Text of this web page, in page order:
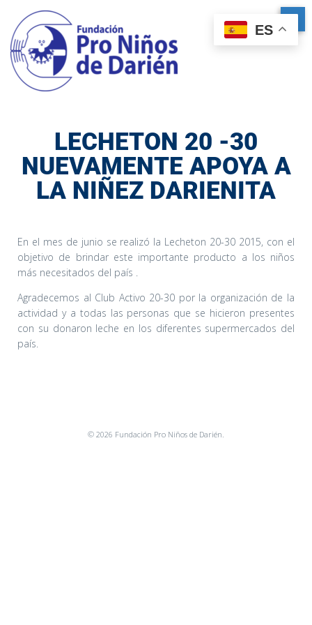
LECHETON 20 -30
NUEVAMENTE APOYA A
LA NIÑEZ DARIENITA
En el mes de junio se realizó la Lecheton 20-30 2015, con el
objetivo de brindar este importante producto a los niños
más necesitados del país .
Agradecemos al Club Activo 20-30 por la organización de la
actividad y a todas las personas que se hicieron presentes
con su donaron leche en los diferentes supermercados del
país.
© 2026 Fundación Pro Niños de Darién.
ES